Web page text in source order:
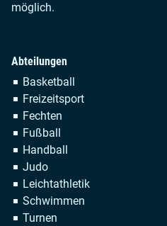
möglich.
Abteilungen
Navigation
überspringen
Basketball
Freizeitsport
Fechten
Fußball
Handball
Judo
Leichtathletik
Schwimmen
Turnen